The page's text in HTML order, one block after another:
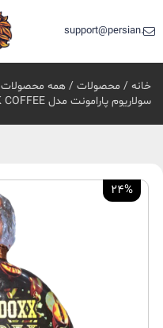
خانه / محصولات / همه محصولات
سولاریوم پارامونت مدل DARK COFFEE
24%